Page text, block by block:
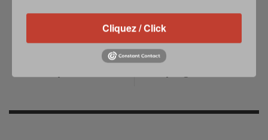
NEXT POST
Mobilité militaire
en Europe : un
PREVIOUS POST
Embargo allemand :
un impact négatif
Cliquez / Click